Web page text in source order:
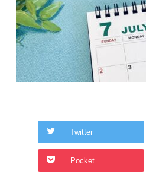
Twitter
Pocket